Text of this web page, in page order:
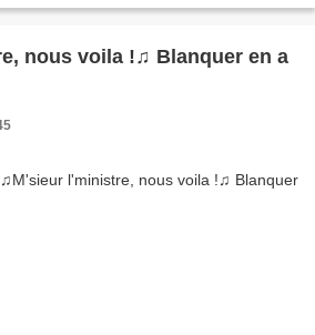
nous voila !♫ Blanquer en a